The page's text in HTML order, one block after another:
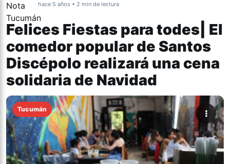
hace 5 años • 2 min de lectura
Felices Fiestas para todes| El
comedor popular de Santos
Discépolo realizará una cena
solidaria de Navidad
Tucumán